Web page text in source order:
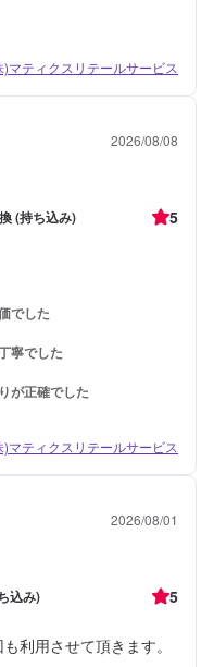
マティクスリテールサービス
2026/08/08
(持ち込み) 5
でした
寧でした
が正確でした
マティクスリテールサービス
2026/08/01
込み) 5
利用させて頂きます。